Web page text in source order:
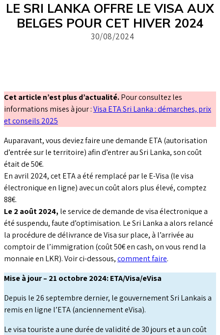
LE SRI LANKA OFFRE LE VISA AUX
BELGES POUR CET HIVER 2024
30/08/2024
Cet article n’est plus d’actualité.Pour consultez les
informations mises à jour :Visa ETA Sri Lanka : démarches, prix
et conseils 2025
Auparavant, vous deviez faire une demande ETA (autorisation
d’entrée sur le territoire) afin d’entrer au Sri Lanka, son coût
était de 50€.
En avril 2024, cet ETA a été remplacé par le E-Visa (le visa
électronique en ligne) avec un coût alors plus élevé, comptez
88€.
Le 2 août 2024, le service de demande de visa électronique a
été suspendu, faute d’optimisation. Le Sri Lanka a alors relancé
la procédure de délivrance de Visa sur place, à l’arrivée au
comptoir de l’immigration (coût 50€ en cash, on vous rend la
monnaie en LKR). Voir ci-dessous,comment faire.
Mise à jour – 21 octobre 2024: ETA/Visa/eVisa
Depuis le 26 septembre dernier, le gouvernement Sri Lankais a
remis en ligne l’ETA (anciennement eVisa).
Le visa touriste a une durée de validité de 30 jours et a un coût